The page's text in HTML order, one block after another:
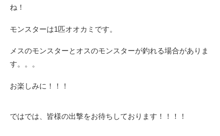
ね！
モンスターは1匹オオカミです。
メスのモンスターとオスのモンスターが釣れる場合がありま
す。。。
お楽しみに！！！
ではでは、皆様の出撃をお待ちしております！！！！